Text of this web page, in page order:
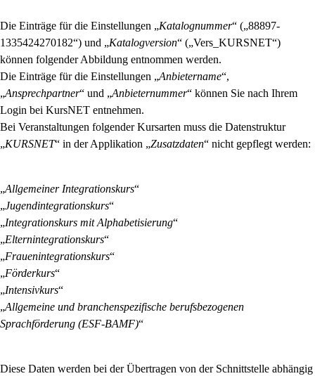
Die Einträge für die Einstellungen „Katalognummer“ („88897-
1335424270182“) und „Katalogversion“ („Vers_KURSNET“)
können folgender Abbildung entnommen werden.
Die Einträge für die Einstellungen „Anbietername“,
„Ansprechpartner“ und „Anbieternummer“ können Sie nach Ihrem
Login bei KursNET entnehmen.
Bei Veranstaltungen folgender Kursarten muss die Datenstruktur
„KURSNET“ in der Applikation „Zusatzdaten“ nicht gepflegt werden:
„Allgemeiner Integrationskurs“
„Jugendintegrationskurs“
„Integrationskurs mit Alphabetisierung“
„Elternintegrationskurs“
„Frauenintegrationskurs“
„Förderkurs“
„Intensivkurs“
„Allgemeine und branchenspezifische berufsbezogenen
Sprachförderung (ESF-BAMF)“
Diese Daten werden bei der Übertragen von der Schnittstelle abhängig